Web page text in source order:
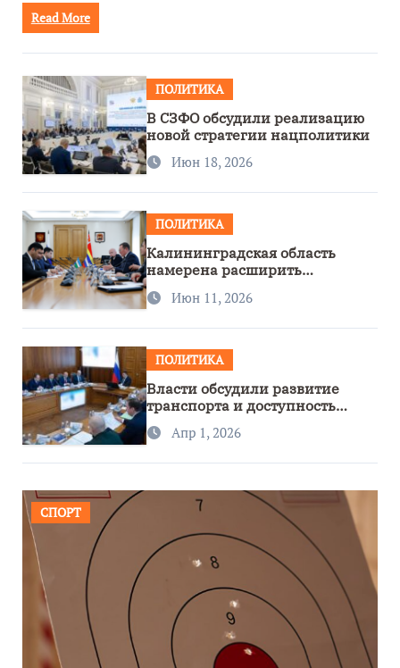
Read More
ПОЛИТИКА
В СЗФО обсудили реализацию
новой стратегии нацполитики
Июн 18, 2026
ПОЛИТИКА
Калининградская область
намерена расширить
сотрудничество с Узбекистаном
Июн 11, 2026
ПОЛИТИКА
Власти обсудили развитие
транспорта и доступность
региона
Апр 1, 2026
СПОРТ